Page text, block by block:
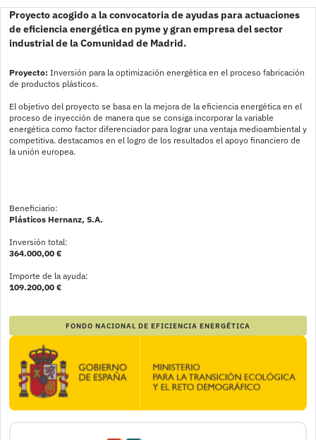
Proyecto acogido a la convocatoria de ayudas para actuaciones
de eficiencia energética en pyme y gran empresa del sector
industrial de la Comunidad de Madrid.
Proyecto: Inversión para la optimización energética en el proceso fabricación
de productos plásticos.
El objetivo del proyecto se basa en la mejora de la eficiencia energética en el
proceso de inyección de manera que se consiga incorporar la variable
energética como factor diferenciador para lograr una ventaja medioambiental y
competitiva. destacamos en el logro de los resultados el apoyo financiero de
la unión europea.
Beneficiario:
Plásticos Hernanz, S.A.
Inversión total:
364.000,00 €
Importe de la ayuda:
109.200,00 €
FONDO NACIONAL DE EFICIENCIA ENERGÉTICA
Imagen